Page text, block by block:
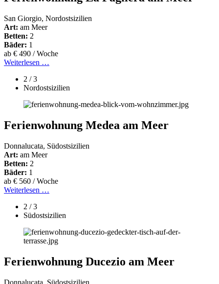
San Giorgio, Nordostsizilien
Art: am Meer
Betten: 2
Bäder: 1
ab € 490 / Woche
Weiterlesen …
2 / 3
Nordostsizilien
Ferienwohnung Medea am Meer
Donnalucata, Südostsizilien
Art: am Meer
Betten: 2
Bäder: 1
ab € 560 / Woche
Weiterlesen …
2 / 3
Südostsizilien
Ferienwohnung Ducezio am Meer
Donnalucata, Südostsizilien